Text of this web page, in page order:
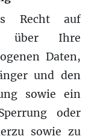
Recht auf
über Ihre
Daten,
und den
sowie ein
oder
sowie zu